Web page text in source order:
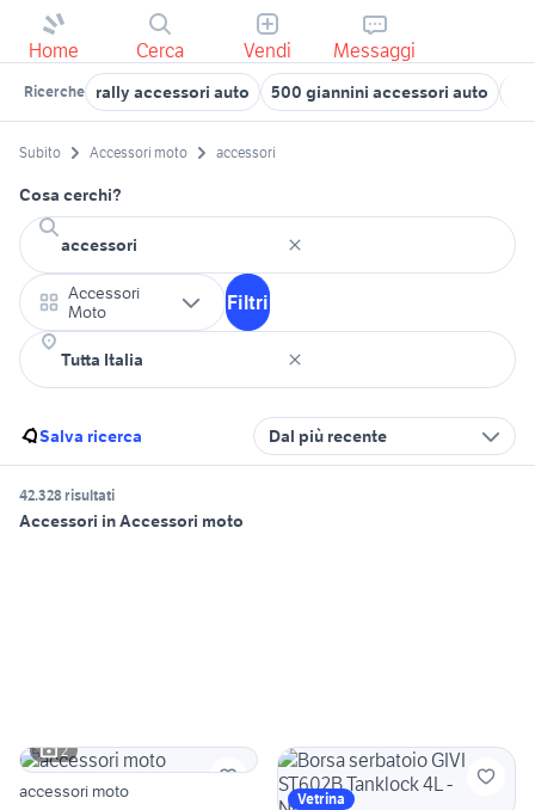
Home Cerca Vendi Messaggi
Ricerche rally accessori auto 500 giannini accessori auto
Subito Accessori moto accessori
Cosa cerchi?
Accessori
Moto
Filtri
Salva ricerca Dal più recente
42.328 risultati
Accessori in Accessori moto
2
accessori moto Vetrina